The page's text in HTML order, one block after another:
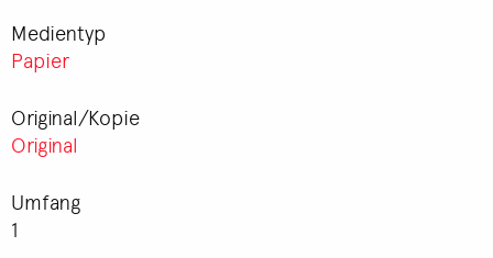
Medientyp
Papier
Original/Kopie
Original
Umfang
1